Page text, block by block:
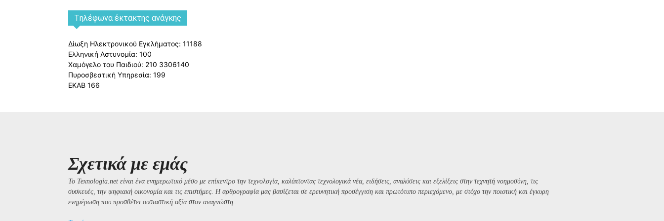
Tηλέφωνα έκτακτης ανάγκης
Δίωξη Ηλεκτρονικού Εγκλήματος: 11188
Ελληνική Αστυνομία: 100
Χαμόγελο του Παιδιού: 210 3306140
Πυροσβεστική Υπηρεσία: 199
ΕΚΑΒ 166
Σχετικά με εμάς
Το Texnologia.net είναι ένα ενημερωτικό μέσο με επίκεντρο την τεχνολογία, καλύπτοντας τεχνολογικά νέα, ειδήσεις, αναλύσεις και εξελίξεις στην τεχνητή νοημοσύνη, τις
συσκευές, την ψηφιακή οικονομία και τις επιστήμες. Η αρθρογραφία μας βασίζεται σε ερευνητική προσέγγιση και πρωτότυπο περιεχόμενο, με στόχο την ποιοτική και έγκυρη
ενημέρωση που προσθέτει ουσιαστική αξία στον αναγνώστη..